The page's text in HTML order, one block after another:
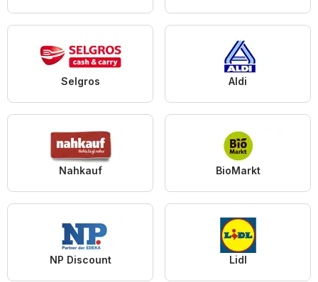
Selgros Aldi
Nahkauf BioMarkt
NP Discount Lidl